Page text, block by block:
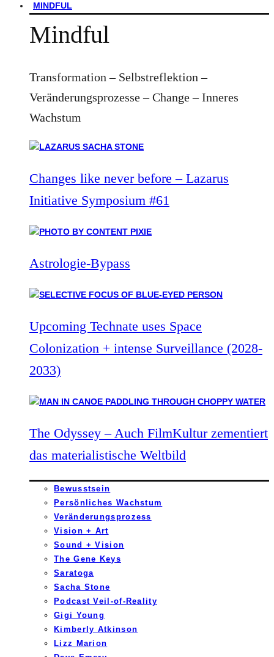
MINDFUL
Mindful
Transformation – Selbstreflektion –
Veränderungsprozesse – Change – Inneres
Wachstum
Changes like never before – Lazarus
Initiative Symposium #61
Astrologie-Bypass
Upcoming Technate uses Space
Colonization + intense Surveillance (2028-
2033)
The Odyssey – Auch FilmKultur zementiert
das materialistische Weltbild
Bewusstsein
Persönliches Wachstum
Veränderungsprozess
Vision + Art
Sound + Vision
The Gene Keys
Saratoga
Sacha Stone
Podcast Veil-of-Reality
Gigi Young
Kimberly Atkinson
Lizz Marion